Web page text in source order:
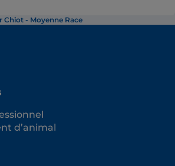
- Moyenne Race
d’animal